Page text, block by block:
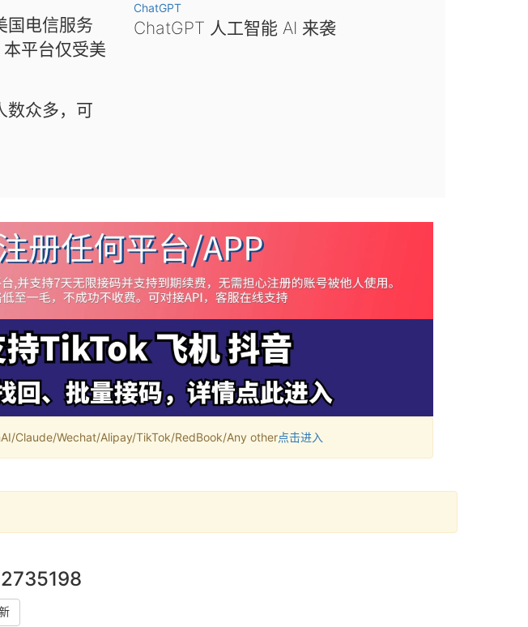
国电信服务
平台仅受美
数众多，可
ChatGPT
ChatGPT 人工智能 AI 来袭
Claude/Wechat/Alipay/TikTok/RedBook/Any other点击进入